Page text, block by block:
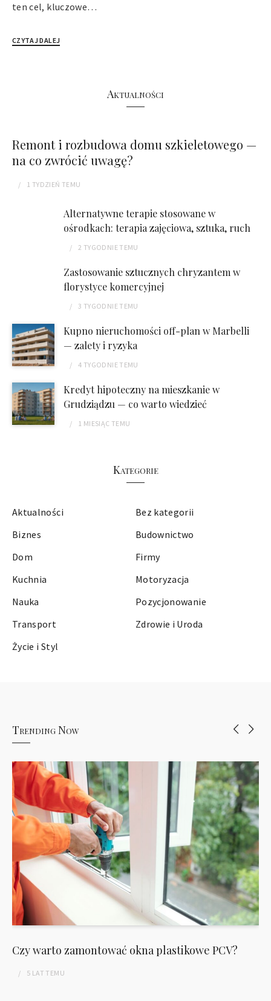
ten cel, kluczowe…
CZYTAJ DALEJ
Aktualności
Remont i rozbudowa domu szkieletowego —
na co zwrócić uwagę?
1 TYDZIEŃ TEMU
Alternatywne terapie stosowane w
ośrodkach: terapia zajęciowa, sztuka, ruch
2 TYGODNIETEMU
Zastosowanie sztucznych chryzantem w
florystyce komercyjnej
3 TYGODNIETEMU
Kupno nieruchomości off-plan w Marbelli
— zalety i ryzyka
4 TYGODNIETEMU
Kredyt hipoteczny na mieszkanie w
Grudziądzu — co warto wiedzieć
1 MIESIĄC TEMU
Kategorie
Aktualności
Bez kategorii
Biznes
Budownictwo
Dom
Firmy
Kuchnia
Motoryzacja
Nauka
Pozycjonowanie
Transport
Zdrowie i Uroda
Życie i Styl
Trending Now
Czy warto zamontować okna plastikowe PCV?
5 LAT TEMU